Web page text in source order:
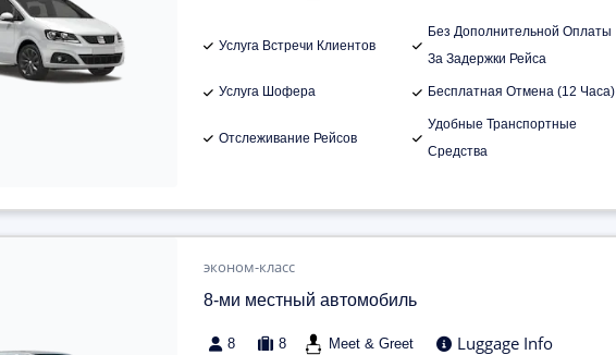
Услуга Встречи Клиентов
Без Дополнительной Оплаты
За Задержки Рейса
Услуга Шофера Бесплатная Отмена (12 Часа)
Отслеживание Рейсов
Удобные Транспортные
Средства
эконом-класс
8-ми местный автомобиль
8 8 Meet & Greet Luggage Info